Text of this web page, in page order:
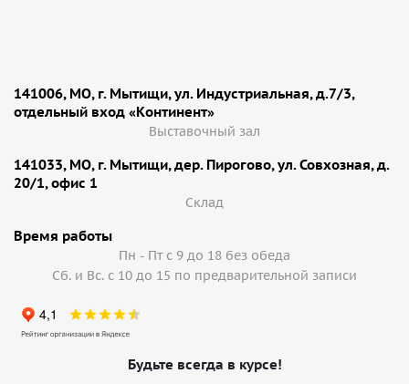
141006, МО, г. Мытищи, ул. Индустриальная, д.7/3,
отдельный вход «Континент»
Выставочный зал
141033, МО, г. Мытищи, дер. Пирогово, ул. Совхозная, д.
20/1, офис 1
Cклад
Время работы
Пн - Пт с 9 до 18 без обеда
Сб. и Вс. с 10 до 15 по предварительной записи
Будьте всегда в курсе!